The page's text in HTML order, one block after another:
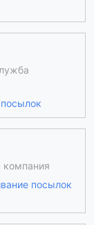
компания
посылок